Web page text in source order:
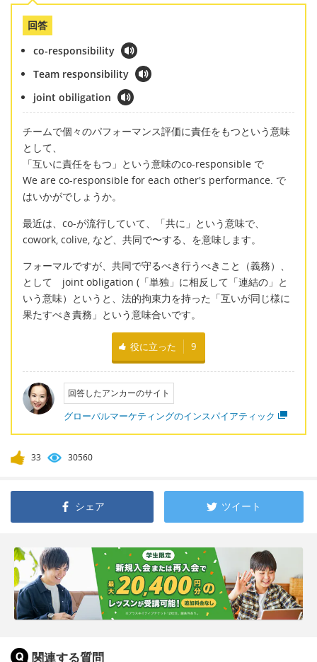
回答
co-responsibility
Team responsibility
joint obiligation
チームで個々のパフォーマンス評価に責任をもつという意味
として、
「互いに責任をもつ」という意味のco-responsible で
We are co-responsible for each other's performance. で
はいかがでしょうか。
最近は、co-が流行していて、「共に」という意味で、
cowork, colive, など、共同で〜する、を意味します。
フォーマルですが、共同で守るべき行うべきこと（義務）、
として joint obligation (「単独」に相反して「連結の」と
いう意味）というと、法的拘束力を持った「互いが同じ様に
果たすべき責務」という意味合いです。
役に立った 9
回答したアンカーのサイト
グローバルマーケティングのインスパイアティック
33 30560
シェア ツイート
関連する質問